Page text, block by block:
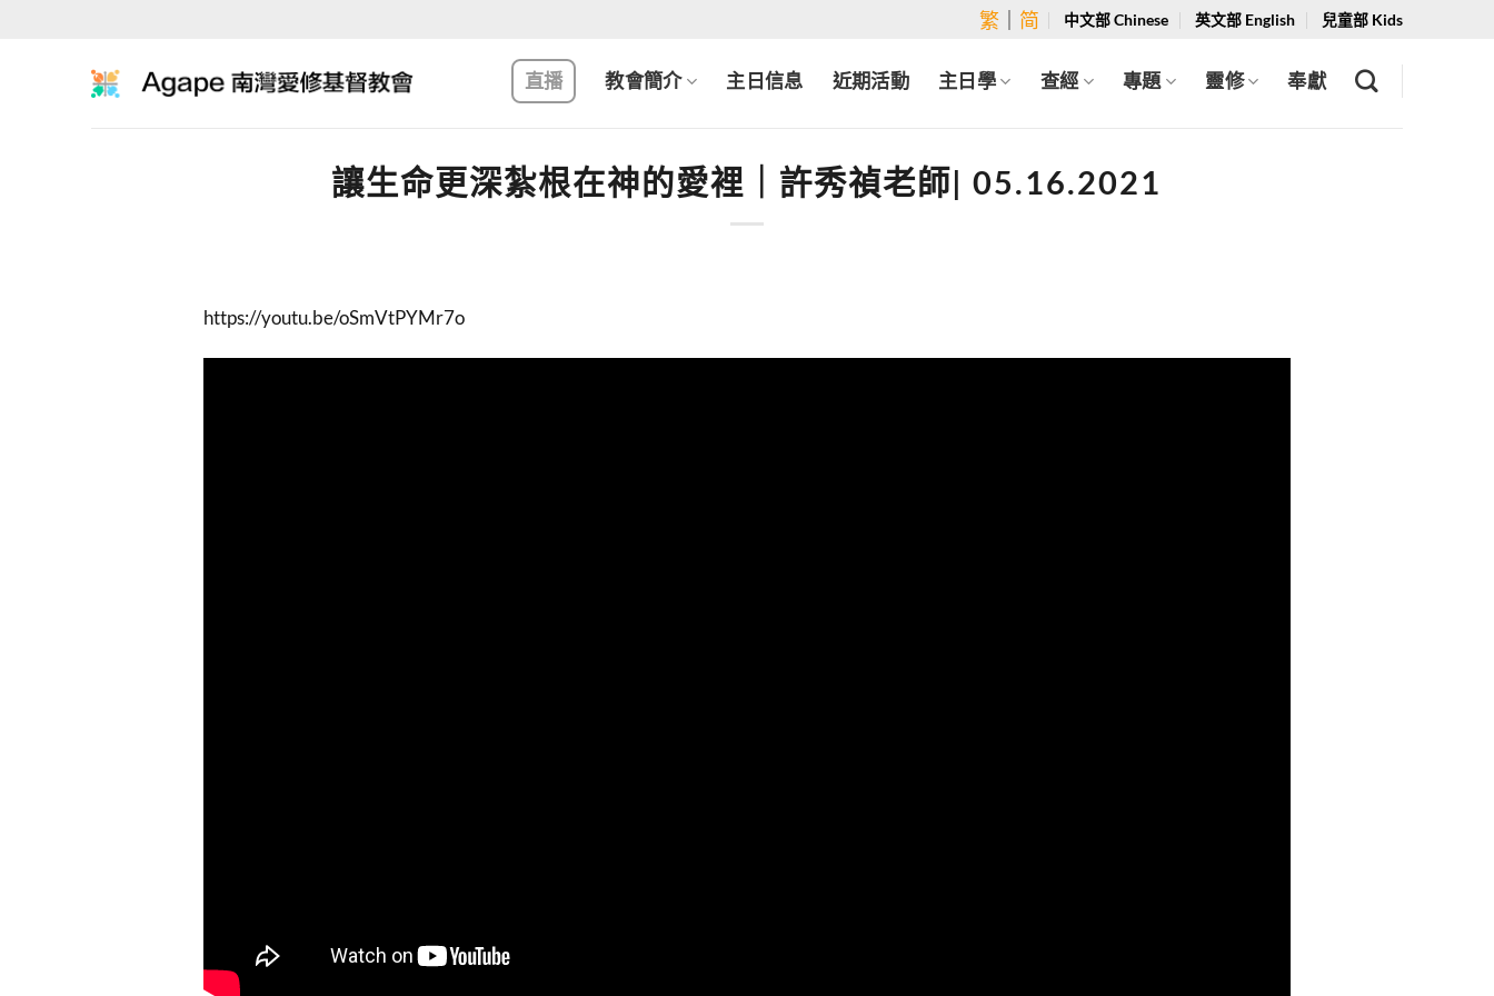
繁 简 中文部 Chinese 英文部 English 兒童部 Kids
直播 教會簡介 主日信息 近期活動 主日學 查經 專題 靈修 奉獻
讓生命更深紮根在神的愛裡｜許秀禎老師| 05.16.2021
https://youtu.be/oSmVtPYMr7o